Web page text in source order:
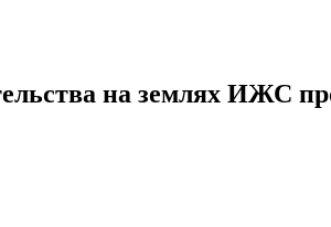
на землях ИЖС